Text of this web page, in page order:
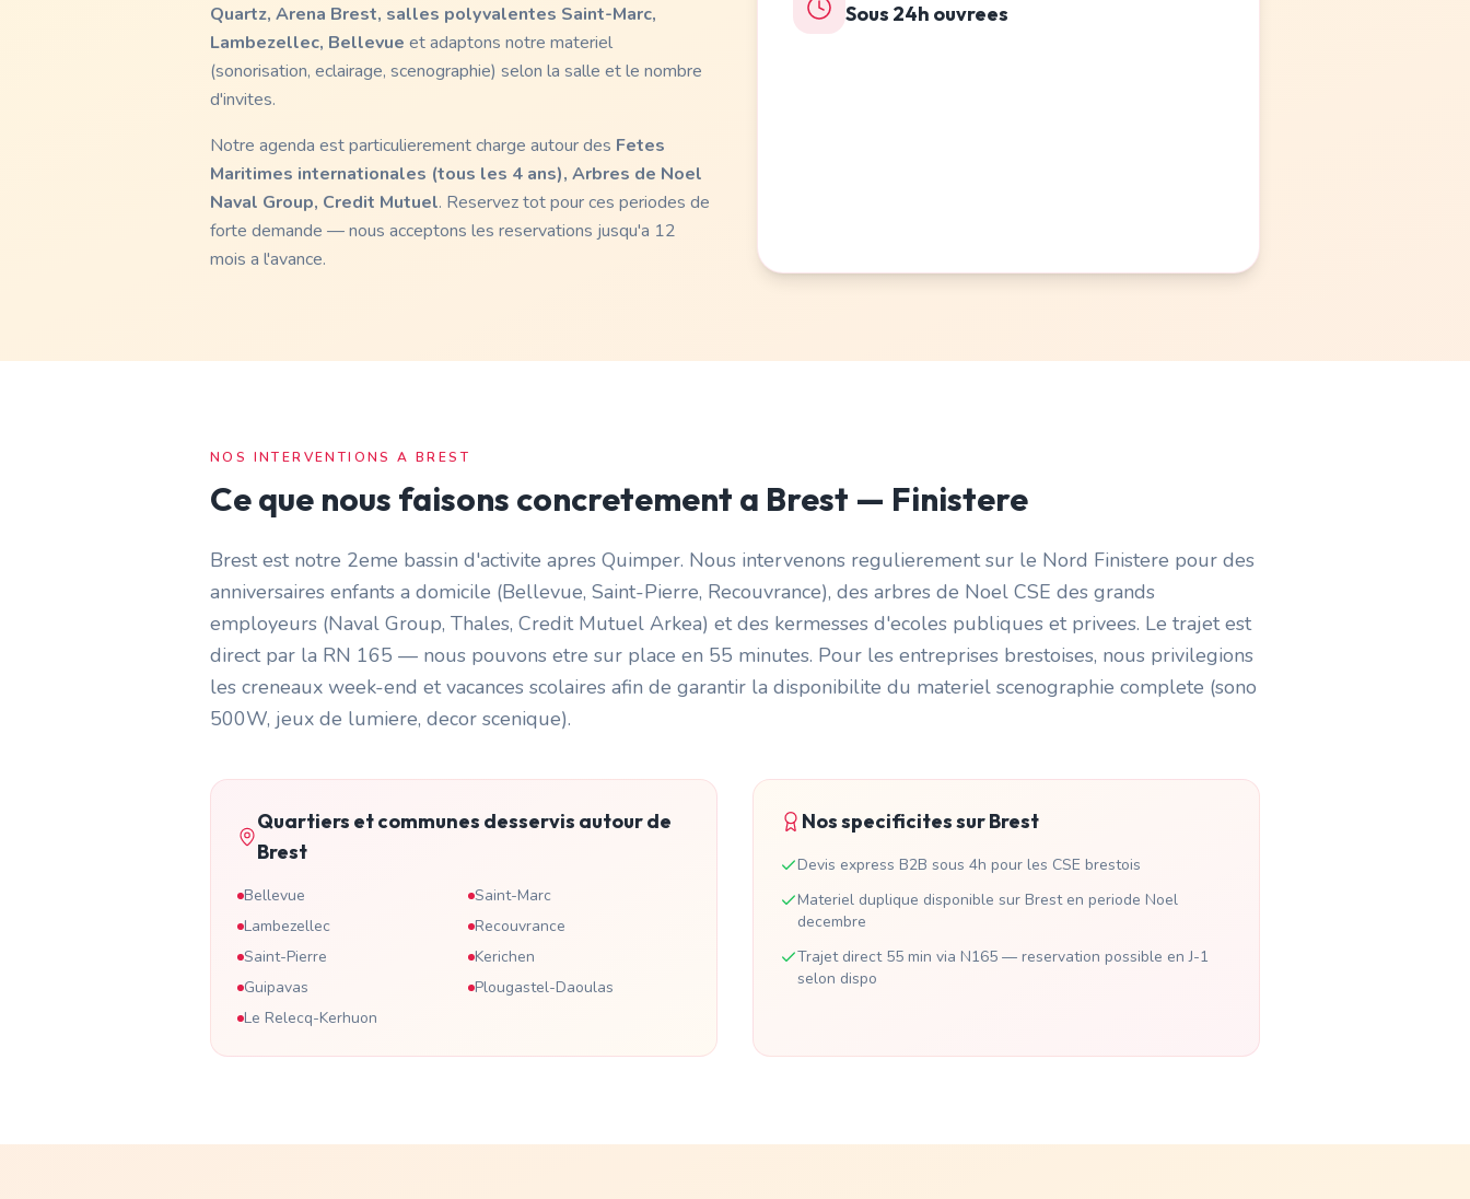
Quartz, Arena Brest, salles polyvalentes Saint-Marc,
Lambezellec, Bellevue et adaptons notre materiel
(sonorisation, eclairage, scenographie) selon la salle et le nombre
d'invites.
Notre agenda est particulierement charge autour des Fetes
Maritimes internationales (tous les 4 ans), Arbres de Noel
Naval Group, Credit Mutuel. Reservez tot pour ces periodes de
forte demande — nous acceptons les reservations jusqu'a 12
mois a l'avance.
Sous 24h ouvrees
NOS INTERVENTIONS A BREST
Ce que nous faisons concretement a Brest — Finistere
Brest est notre 2eme bassin d'activite apres Quimper. Nous intervenons regulierement sur le Nord Finistere pour des
anniversaires enfants a domicile (Bellevue, Saint-Pierre, Recouvrance), des arbres de Noel CSE des grands
employeurs (Naval Group, Thales, Credit Mutuel Arkea) et des kermesses d'ecoles publiques et privees. Le trajet est
direct par la RN 165 — nous pouvons etre sur place en 55 minutes. Pour les entreprises brestoises, nous privilegions
les creneaux week-end et vacances scolaires afin de garantir la disponibilite du materiel scenographie complete (sono
500W, jeux de lumiere, decor scenique).
Quartiers et communes desservis autour de
Brest
Bellevue
Saint-Marc
Lambezellec
Recouvrance
Saint-Pierre
Kerichen
Guipavas
Plougastel-Daoulas
Le Relecq-Kerhuon
Nos specificites surBrest
Devis express B2B sous 4h pour les CSE brestois
Materiel duplique disponible sur Brest en periode Noel
decembre
Trajet direct 55 min via N165 — reservation possible en J-1
selon dispo